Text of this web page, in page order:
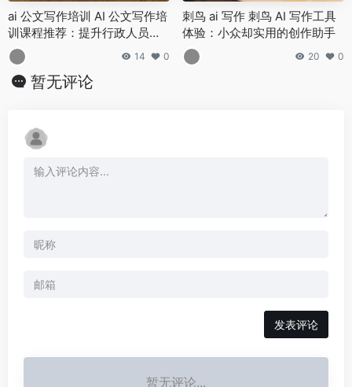
ai 公文写作培训 AI 公文写作培
训课程推荐：提升行政人员智
能辅助创作能力的系统学习方
案
14 0
刺鸟 ai 写作 刺鸟 AI 写作工具
体验：小众却实用的创作助手
20 0
暂无评论
发表评论
暂无评论...